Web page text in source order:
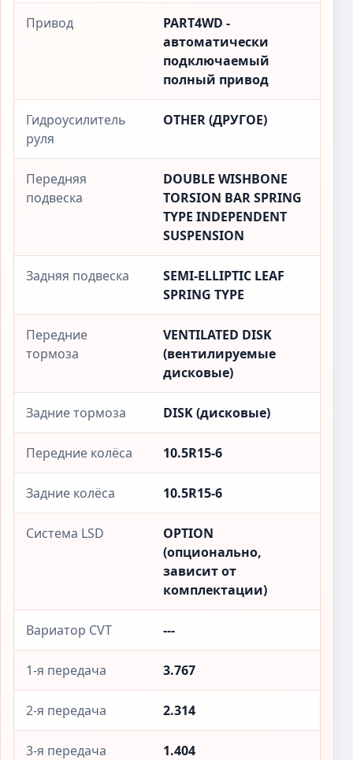
Привод
PART4WD -
автоматически
подключаемый
полный привод
Гидроусилитель
руля
OTHER (ДРУГОЕ)
Передняя
подвеска
DOUBLE WISHBONE
TORSION BAR SPRING
TYPE INDEPENDENT
SUSPENSION
Задняя подвеска
SEMI-ELLIPTIC LEAF
SPRING TYPE
Передние
тормоза
VENTILATED DISK
(вентилируемые
дисковые)
Задние тормоза DISK (дисковые)
Передние колёса 10.5R15-6
Задние колёса 10.5R15-6
Система LSD
OPTION
(опционально,
зависит от
комплектации)
Вариатор CVT ---
1-я передача 3.767
2-я передача 2.314
3-я передача 1.404